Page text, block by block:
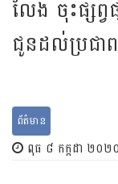
លែង ចុះ​ផ្សព្វ​
ជូន​ដល់​ប្រជា​
ព័ត៌មាន
ពុធ ៨ កក្កដា ២០២០